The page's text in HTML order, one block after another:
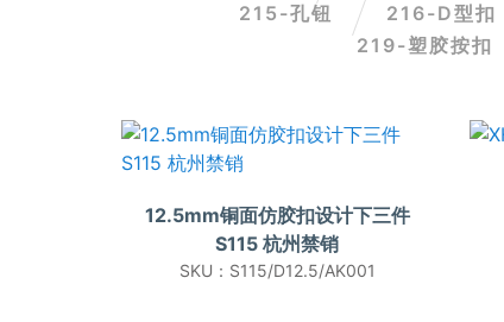
215-孔钮
216-D型扣
219-塑胶按扣
12.5mm铜面仿胶扣设计下三件
S115 杭州禁销
SKU：S115/D12.5/AK001